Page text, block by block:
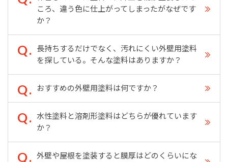
ころ、違う色に仕上がってしまったがなぜです
か？
長持ちするだけでなく、汚れにくい外壁用塗料
を探している。そんな塗料はありますか？
おすすめの外壁用塗料は何ですか？
水性塗料と溶剤形塗料はどちらが優れています
か？
外壁や屋根を塗装すると膜厚はどのくらいにな